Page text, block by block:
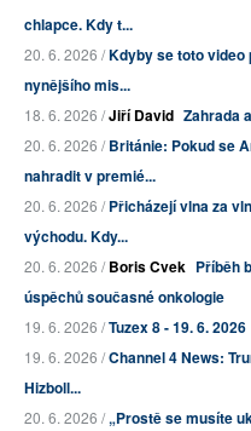
chlapce. Kdy t...
20. 6. 2026 /Kdyby se toto
nynějšího mis...
18. 6. 2026 /Jiří David Zahrada
20. 6. 2026 /Británie: Pokud se
nahradit v premié...
20. 6. 2026 /Přicházejí vlna za
východu. Kdy...
20. 6. 2026 /Boris Cvek Příběh
úspěchů současné onkologie
19. 6. 2026 /Tuzex 8 - 19. 6. 2026
19. 6. 2026 /Channel 4 News:
Hizboll...
20. 6. 2026 /„Prostě se musíte